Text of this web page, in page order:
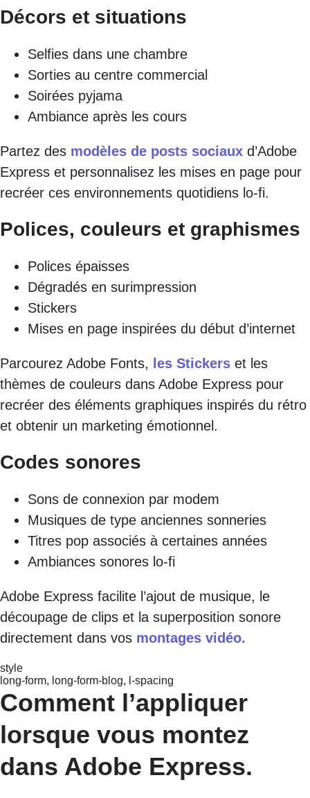
Décors et situations
Selfies dans une chambre
Sorties au centre commercial
Soirées pyjama
Ambiance après les cours
Partez des modèles de posts sociaux d’Adobe
Express et personnalisez les mises en page pour
recréer ces environnements quotidiens lo-fi.
Polices, couleurs et graphismes
Polices épaisses
Dégradés en surimpression
Stickers
Mises en page inspirées du début d’internet
Parcourez Adobe Fonts, les Stickers et les
thèmes de couleurs dans Adobe Express pour
recréer des éléments graphiques inspirés du rétro
et obtenir un marketing émotionnel.
Codes sonores
Sons de connexion par modem
Musiques de type anciennes sonneries
Titres pop associés à certaines années
Ambiances sonores lo-fi
Adobe Express facilite l’ajout de musique, le
découpage de clips et la superposition sonore
directement dans vos montages vidéo.
style
long-form, long-form-blog, l-spacing
Comment l’appliquer
lorsque vous montez
dans Adobe Express.